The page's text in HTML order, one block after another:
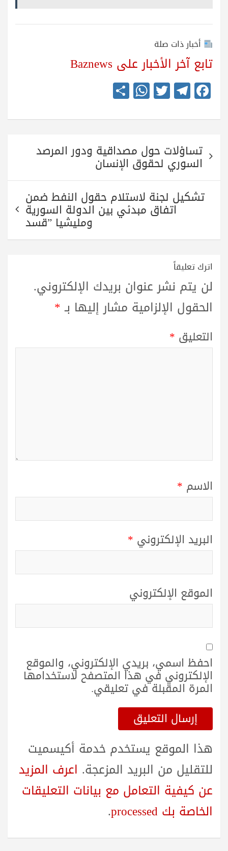
أخبار ذات صلة
تابع آخر الأخبار على Baznews
Fa
ce
bo
ok
Te
le
gr
a
m
T
wi
tte
W
ha
ts
pp
re
تصفّح
المقالات
تساؤلات حول مصداقية ودور المرصد
السوري لحقوق الإنسان
تشكيل لجنة لاستلام حقول النفط ضمن
اتفاق مبدئي بين الدولة السورية
ومليشيا ”قسد
اترك تعليقاً
لن يتم نشر عنوان بريدك الإلكتروني.
الحقول الإلزامية مشار إليها بـ*
التعليق *
الاسم *
البريد الإلكتروني *
الموقع الإلكتروني
احفظ اسمي، بريدي الإلكتروني، والموقع
الإلكتروني في هذا المتصفح لاستخدامها
المرة المقبلة في تعليقي.
هذا الموقع يستخدم خدمة أكيسميت
للتقليل من البريد المزعجة. اعرف المزيد
عن كيفية التعامل مع بيانات التعليقات
الخاصة بك processed
.